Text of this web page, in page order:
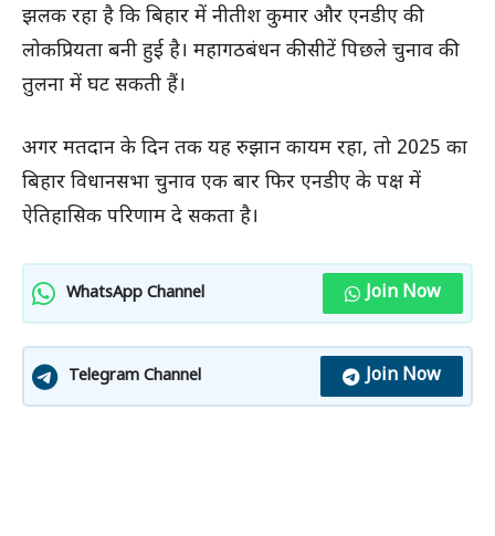
झलक रहा है कि बिहार में नीतीश कुमार और एनडीए की
लोकप्रियता बनी हुई है। महागठबंधन की सीटें पिछले चुनाव की
तुलना में घट सकती हैं।
अगर मतदान के दिन तक यह रुझान कायम रहा, तो 2025 का
बिहार विधानसभा चुनाव एक बार फिर एनडीए के पक्ष में
ऐतिहासिक परिणाम दे सकता है।
WhatsApp Channel Join Now
Telegram Channel Join Now